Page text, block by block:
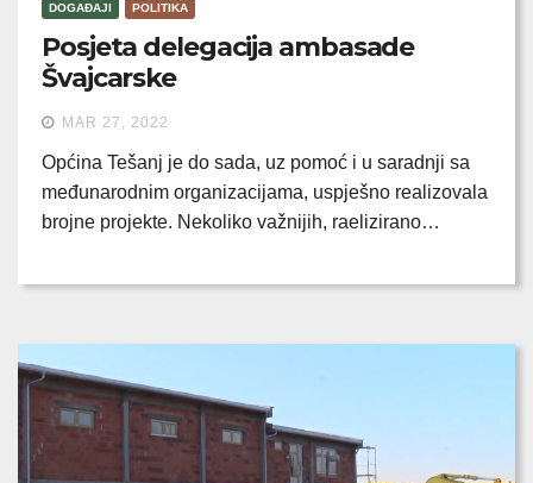
DOGAĐAJI POLITIKA
Posjeta delegacija ambasade
Švajcarske
MAR 27, 2022
Općina Tešanj je do sada, uz pomoć i u saradnji sa
međunarodnim organizacijama, uspješno realizovala
brojne projekte. Nekoliko važnijih, raelizirano…